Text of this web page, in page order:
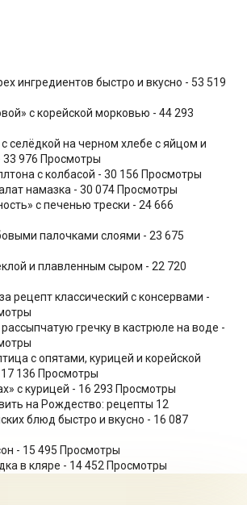
ингредиентов быстро и вкусно - 53 519
с корейской морковью - 44 293
селёдкой на черном хлебе с яйцом и
33 976 Просмотры
с колбасой - 30 156 Просмотры
намазка - 30 074 Просмотры
с печенью трески - 24 666
палочками слоями - 23 675
и плавленным сыром - 22 720
рецепт классический с консервами -
рассыпчатую гречку в кастрюле на воде -
с опятами, курицей и корейской
17 136 Просмотры
с курицей - 16 293 Просмотры
на Рождество: рецепты 12
блюд быстро и вкусно - 16 087
- 15 495 Просмотры
в кляре - 14 452 Просмотры